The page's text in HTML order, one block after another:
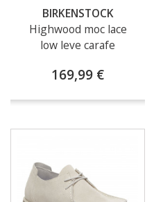
BIRKENSTOCK
Highwood moc lace
low leve carafe
169,99 €